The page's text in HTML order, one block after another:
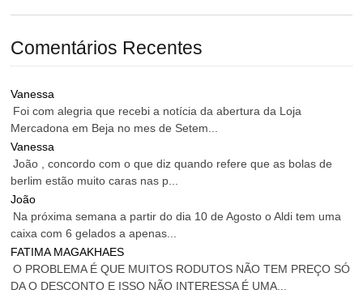
Comentários Recentes
Vanessa
Foi com alegria que recebi a notícia da abertura da Loja
Mercadona em Beja no mes de Setem...
Vanessa
João , concordo com o que diz quando refere que as bolas de
berlim estão muito caras nas p...
João
Na próxima semana a partir do dia 10 de Agosto o Aldi tem uma
caixa com 6 gelados a apenas...
FATIMA MAGAKHAES
O PROBLEMA É QUE MUITOS RODUTOS NÃO TEM PREÇO SÓ
DA O DESCONTO E ISSO NÃO INTERESSA É UMA...